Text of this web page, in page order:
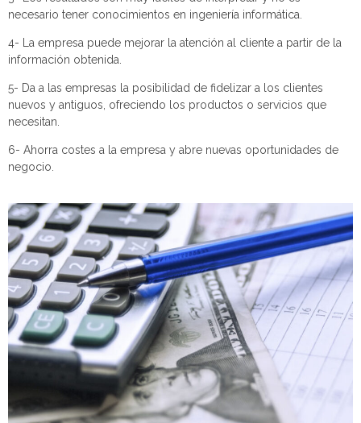
necesario tener conocimientos en ingeniería informática.
4- La empresa puede mejorar la atención al cliente a partir de la
información obtenida.
5- Da a las empresas la posibilidad de fidelizar a los clientes
nuevos y antiguos, ofreciendo los productos o servicios que
necesitan.
6- Ahorra costes a la empresa y abre nuevas oportunidades de
negocio.